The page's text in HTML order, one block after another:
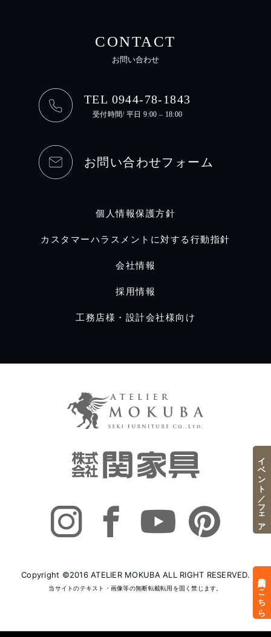
CONTACT
お問い合わせ
TEL 0944-78-1843
受付時間/ 平日 9:00 – 18:00
お問い合わせフォーム
個人情報保護方針
カスタマーハラスメントに対する行動指針
会社情報
採用情報
工務店様・設計会社様向け
Copyright ©2016 ATELIER MOKUBA ALL RIGHT RESERVED.
当サイトのテキスト・画像等の無断転載転用を固く禁じます。 来店予約はこちら
イベント／フェア